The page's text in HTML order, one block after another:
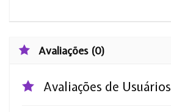
Avaliações (0)
Avaliações de Usuários